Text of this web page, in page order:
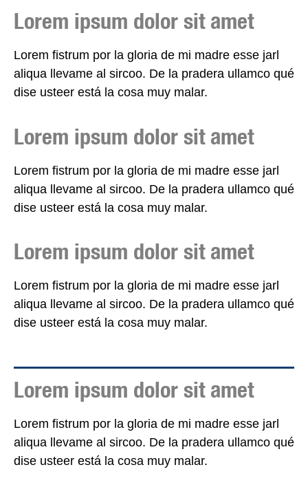
Lorem ipsum dolor sit amet
Lorem fistrum por la gloria de mi madre esse jarl
aliqua llevame al sircoo. De la pradera ullamco qué
dise usteer está la cosa muy malar.
Lorem ipsum dolor sit amet
Lorem fistrum por la gloria de mi madre esse jarl
aliqua llevame al sircoo. De la pradera ullamco qué
dise usteer está la cosa muy malar.
Lorem ipsum dolor sit amet
Lorem fistrum por la gloria de mi madre esse jarl
aliqua llevame al sircoo. De la pradera ullamco qué
dise usteer está la cosa muy malar.
Lorem ipsum dolor sit amet
Lorem fistrum por la gloria de mi madre esse jarl
aliqua llevame al sircoo. De la pradera ullamco qué
dise usteer está la cosa muy malar.